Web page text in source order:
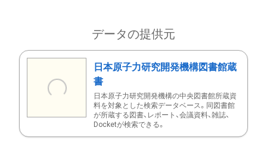
データの提供元
日本原子力研究開発機構図書館蔵
書
日本原子力研究開発機構の中央図書館所蔵資
料を対象とした検索データベース。同図書館
が所蔵する図書、レポート、会議資料、雑誌、
Docketが検索できる。